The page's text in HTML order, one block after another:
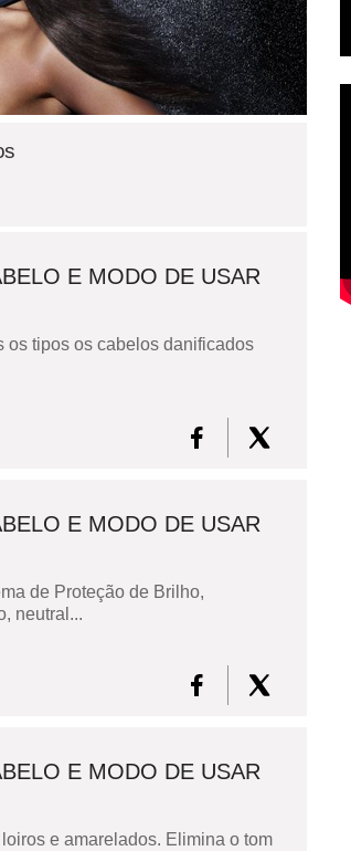
E MODO DE USAR
os tipos os cabelos danificados
E MODO DE USAR
de Proteção de Brilho,
neutral...
E MODO DE USAR
e amarelados. Elimina o tom